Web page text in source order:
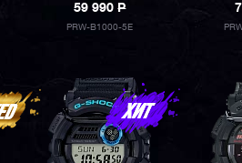
59 990P
PRW-B1000-5E